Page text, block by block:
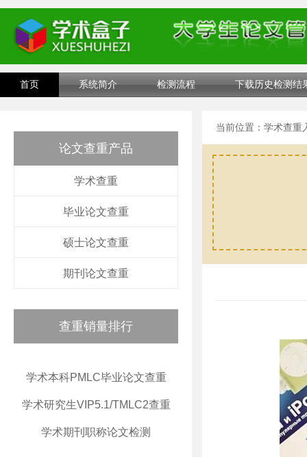
首页 系统简介 检测流程 下载历史检测结
论文查重产品
学术查重
毕业论文查重
硕士论文查重
期刊论文查重
查重销量排行
学术本科PMLC毕业论文查重
学术研究生VIP5.1/TMLC2查重
学术期刊职称论文检测
当前位置： 学术查重